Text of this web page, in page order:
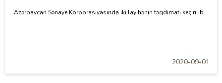
Azərbaycan Sənaye Korporasiyasında iki layihənin təqdimatı keçirilib...
2020-09-01